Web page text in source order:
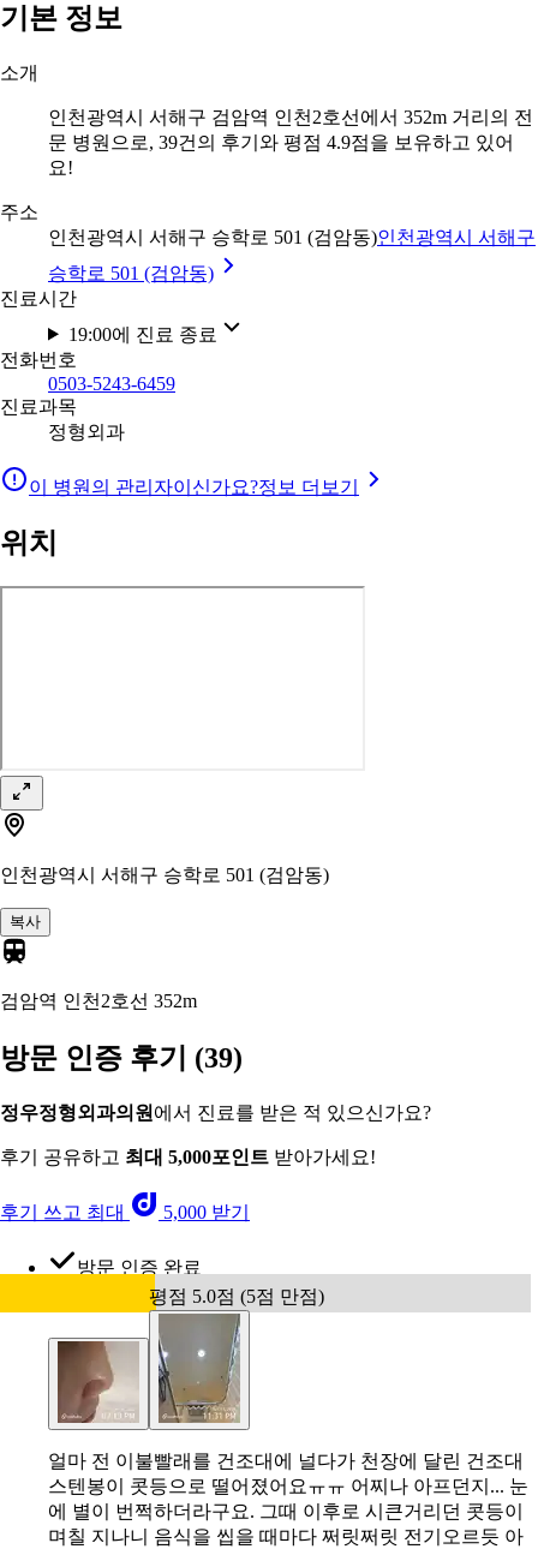
기본 정보
소개
인천광역시 서해구 검암역 인천2호선에서 352m 거리의 전
문 병원으로, 39건의 후기와 평점 4.9점을 보유하고 있어
요!
주소
인천광역시 서해구 승학로 501 (검암동)인천광역시 서해구
승학로 501 (검암동)
진료시간
19:00에 진료 종료
전화번호
0503-5243-6459
진료과목
정형외과
이 병원의 관리자이신가요?정보 더보기
위치
인천광역시 서해구 승학로 501 (검암동)
복사
검암역 인천2호선 352m
방문 인증 후기 (39)
정우정형외과의원 에서 진료를 받은 적 있으신가요?
후기 공유하고 최대 5,000포인트 받아가세요!
후기 쓰고 최대 5,000 받기
방문 인증 완료
평점 5.0점 (5점 만점)
얼마 전 이불빨래를 건조대에 널다가 천장에 달린 건조대
스텐봉이 콧등으로 떨어졌어요ㅠㅠ 어찌나 아프던지... 눈
에 별이 번쩍하더라구요. 그때 이후로 시큰거리던 콧등이
며칠 지나니 음식을 씹을 때마다 쩌릿쩌릿 전기오르듯 아